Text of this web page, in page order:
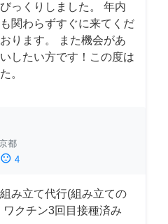
っくりしました。 年内
関わらずすぐに来てくだ
ります。 また機会があ
したい方です！この度は
。
都
sentiment_dissatisfied 4
み立て代行(組み立ての
クチン3回目接種済み